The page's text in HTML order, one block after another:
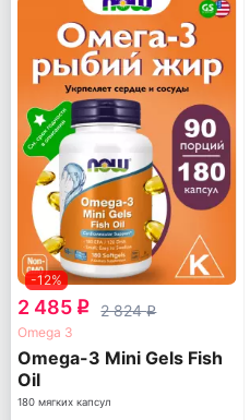
-12%
2 485 q 2 824q
Omega 3
Omega-3 Mini Gels Fish
Oil
180 мягких капсул